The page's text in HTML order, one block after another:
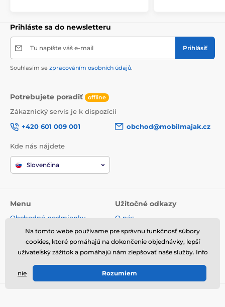
Prihláste sa do newsletteru
Tu napíšte váš e-mail Prihlásiť
Souhlasím se zpracováním osobních údajů.
Potrebujete poradiť offline
Zákaznický servis je k dispozícii
+420 601 009 001
obchod@mobilmajak.cz
Kde nás nájdete
Slovenčina
Menu
Obchodné podmienky
Reklamácie
Spracovanie osobných údajov
Doprava a platba
Odstúpenie od zmluvy
Užitočné odkazy
O nás
Servis
Voľné miesta
Kontakt
Na tomto webe používame pre správnu funkčnosť súbory
cookies, ktoré pomáhajú na dokončenie objednávky, lepší
užívateľský zážitok a pomáhajú nám zlepšovať naše služby. Info
nie Rozumiem